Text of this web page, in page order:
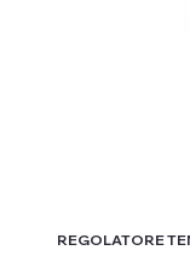
REGOLATORE